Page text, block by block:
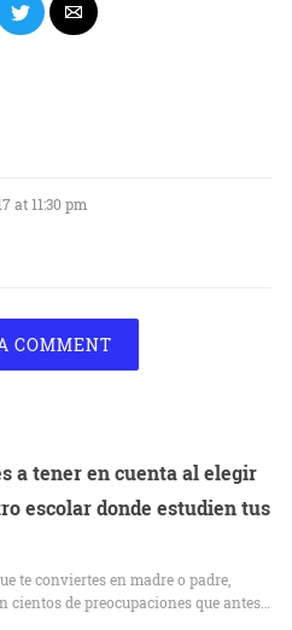
at 11:30 pm
COMMENT
a tener en cuenta al elegir
escolar donde estudien tus
te conviertes en madre o padre,
cientos de preocupaciones que antes…